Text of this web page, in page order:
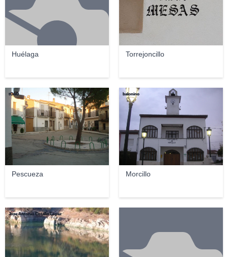
Huélaga Torrejoncillo
Pescueza
tOñO
Morcillo
balonino
Jose Antonio Cotallo López